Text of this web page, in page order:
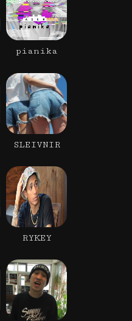
pianika
SLEIVNIR
RYKEY